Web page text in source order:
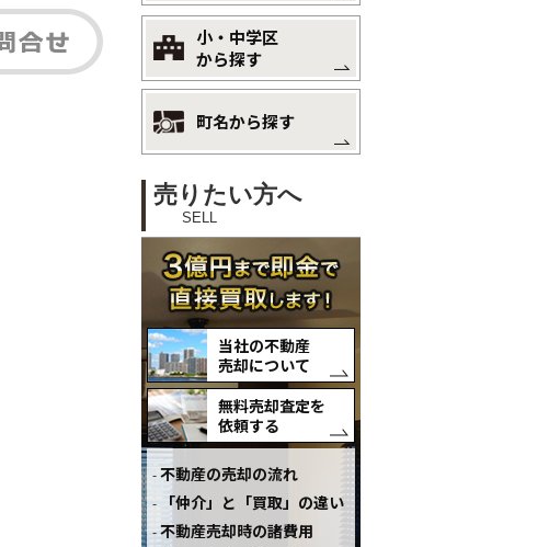
小・中学区
から探す
町名から探す
売りたい方へ
SELL
当社の不動産
売却について
無料売却査定を
依頼する
不動産の売却の流れ
「仲介」と「買取」の違い
不動産売却時の諸費用